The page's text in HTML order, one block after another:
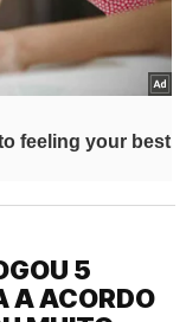
5
A ACORDO